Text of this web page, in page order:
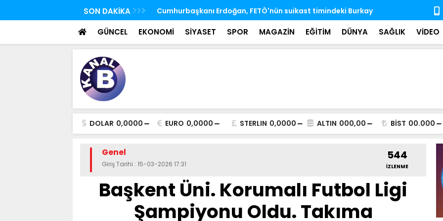
SON DAKİKA
FETÖ'nün suikast timindeki Burkay
TBMM Genel Kurulu'nda ihtisas komisyonlarındaki boş üyeliklere
seçim yapıldı
MSB:
almaya
GÜNCEL EKONOMİ SİYASET SPOR MAGAZİN EĞİTİM DÜNYA SAĞLIK VİDEO
DOLAR 0,0000 EURO 0,0000 STERLIN 0,0000 ALTIN 000,00 BİST 00.000
Genel
Giriş Tarihi : 15-03-2026 17:31
544
İZLENME
Başkent Üni. Korumalı Futbol Ligi
Şampiyonu Oldu. Takıma